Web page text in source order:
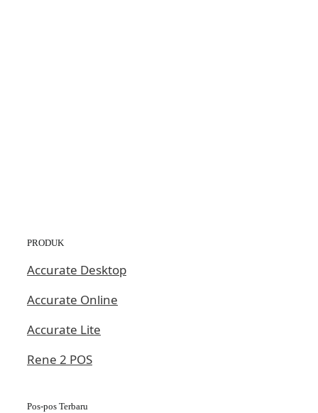
PRODUK
Accurate Desktop
Accurate Online
Accurate Lite
Rene 2 POS
Pos-pos Terbaru